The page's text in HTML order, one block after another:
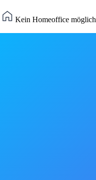
Kein Homeoffice möglich